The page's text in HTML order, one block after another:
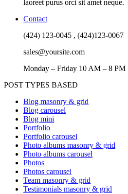
laoreet purus orci sit amet neque.
Contact
(424) 123-0045 , (424)123-0067
sales@yoursite.com
Monday – Friday 10 AM – 8 PM
POST TYPES BASED
Blog masonry & grid
Blog carousel
Blog mini
Portfolio
Portfolio carousel
Photo albums masonry & grid
Photo albums carousel
Photos
Photos carousel
Team masonry & grid
Testimonials masonry & grid